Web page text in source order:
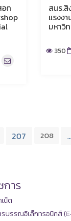
อท สนร.
แรงง
มหาวิ
350
207 208 …
การ
น็ต
รบรรณอิเล็กทรอนิกส์